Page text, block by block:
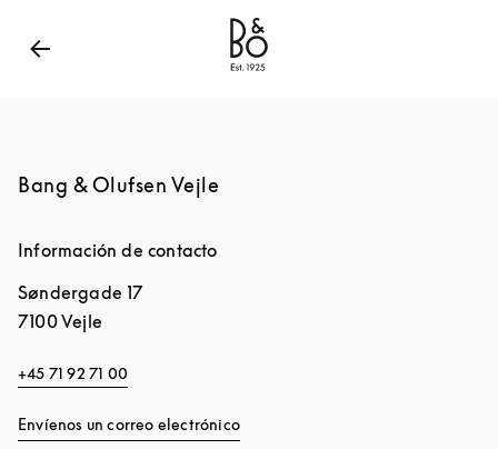
Bang & Olufsen - Exist to create
Bang & Olufsen Vejle
Información de contacto
Søndergade 17
7100Vejle
+45 71 92 71 00
Envíenos un correo electrónico